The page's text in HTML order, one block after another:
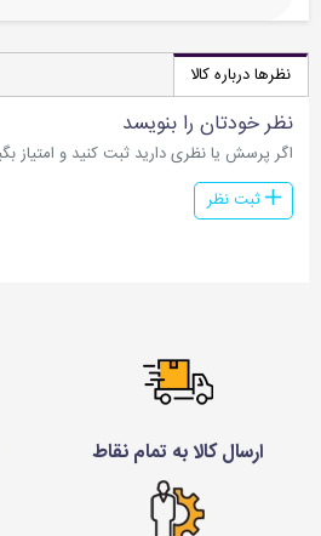
نظرها درباره کالا
نظر خودتان را بنویسد
اگر پرسش یا نظری دارید ثبت کنید و امتیاز
ثبت نظر
ارسال کالا به تمام نقاط